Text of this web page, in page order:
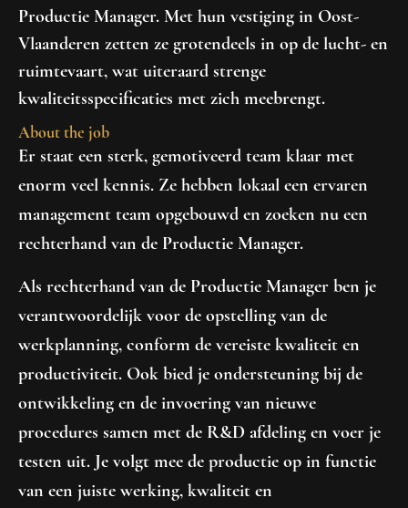
Productie Manager. Met hun vestiging in Oost-
Vlaanderen zetten ze grotendeels in op de lucht- en
ruimtevaart, wat uiteraard strenge
kwaliteitsspecificaties met zich meebrengt.
About the job
Er staat een sterk, gemotiveerd team klaar met
enorm veel kennis. Ze hebben lokaal een ervaren
management team opgebouwd en zoeken nu een
rechterhand van de Productie Manager.
Als rechterhand van de Productie Manager ben je
verantwoordelijk voor de opstelling van de
werkplanning, conform de vereiste kwaliteit en
productiviteit. Ook bied je ondersteuning bij de
ontwikkeling en de invoering van nieuwe
procedures samen met de R&D afdeling en voer je
testen uit. Je volgt mee de productie op in functie
van een juiste werking, kwaliteit en